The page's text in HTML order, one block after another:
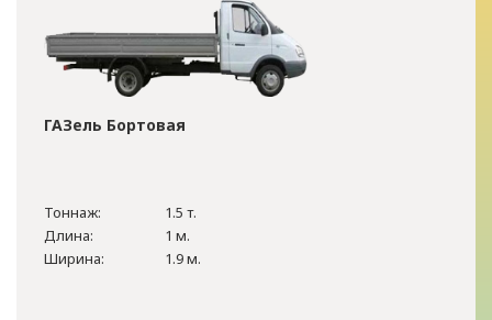
ГАЗель Бортовая
Тоннаж:
1.5 т.
Длина:
1 м.
Ширина:
1.9 м.